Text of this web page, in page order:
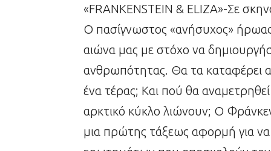
«FRANKENSTEIN & ELIZA»-Σε
Ο πασίγνωστος «ανήσυχος»
αιώνα μας με στόχο να
ανθρωπότητας. Θα τα καταφέρει
ένα τέρας; Και πού θα
αρκτικό κύκλο λιώνουν; Ο
μια πρώτης τάξεως αφορμή για